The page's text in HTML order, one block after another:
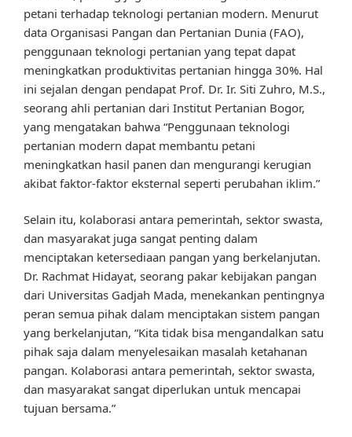
petani terhadap teknologi pertanian modern. Menurut
data Organisasi Pangan dan Pertanian Dunia (FAO),
penggunaan teknologi pertanian yang tepat dapat
meningkatkan produktivitas pertanian hingga 30%. Hal
ini sejalan dengan pendapat Prof. Dr. Ir. Siti Zuhro, M.S.,
seorang ahli pertanian dari Institut Pertanian Bogor,
yang mengatakan bahwa “Penggunaan teknologi
pertanian modern dapat membantu petani
meningkatkan hasil panen dan mengurangi kerugian
akibat faktor-faktor eksternal seperti perubahan iklim.”
Selain itu, kolaborasi antara pemerintah, sektor swasta,
dan masyarakat juga sangat penting dalam
menciptakan ketersediaan pangan yang berkelanjutan.
Dr. Rachmat Hidayat, seorang pakar kebijakan pangan
dari Universitas Gadjah Mada, menekankan pentingnya
peran semua pihak dalam menciptakan sistem pangan
yang berkelanjutan, “Kita tidak bisa mengandalkan satu
pihak saja dalam menyelesaikan masalah ketahanan
pangan. Kolaborasi antara pemerintah, sektor swasta,
dan masyarakat sangat diperlukan untuk mencapai
tujuan bersama.”